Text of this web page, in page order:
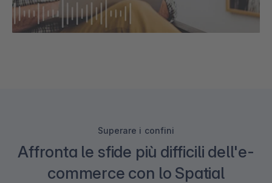
Superare i confini
Affronta le sfide più difficili dell'e-
commerce con lo Spatial